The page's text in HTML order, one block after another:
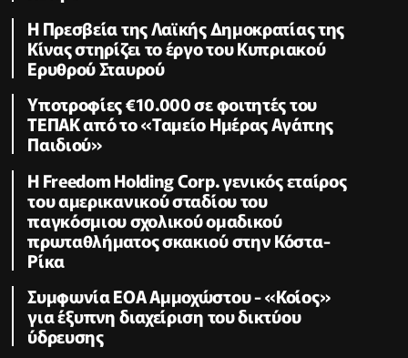
Η Πρεσβεία της Λαϊκής Δημοκρατίας της
Κίνας στηρίζει το έργο του Κυπριακού
Ερυθρού Σταυρού
Υποτροφίες €10.000 σε φοιτητές του
ΤΕΠΑΚ από το «Ταμείο Ημέρας Αγάπης
Παιδιού»
Η Freedom Holding Corp. γενικός εταίρος
του αμερικανικού σταδίου του
παγκόσμιου σχολικού ομαδικού
πρωταθλήματος σκακιού στην Κόστα-
Ρίκα
Συμφωνία ΕΟΑ Αμμοχώστου - «Κοίος»
για έξυπνη διαχείριση του δικτύου
ύδρευσης